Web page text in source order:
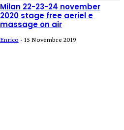
Milan 22-23-24 november
2020 stage free aeriel e
massage on air
Enrico - 15 Novembre 2019